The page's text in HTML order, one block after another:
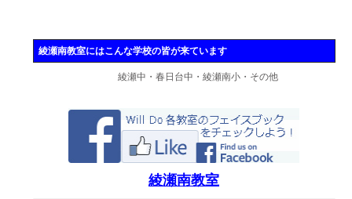
綾瀬南教室にはこんな学校の皆が来ています
綾瀬中・春日台中・綾瀬南小・その他
綾瀬南教室